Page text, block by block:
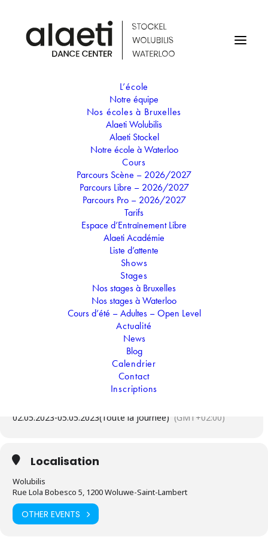
L’école
Notre équipe
Nos écoles à Bruxelles
Alaeti Wolubilis
Alaeti Stockel
Notre école à Waterloo
Cours
Parcours Scène – 2026/2027
Parcours Libre – 2026/2027
Parcours Pro – 2026/2027
Tarifs
Espace d’Entraînement Libre
Alaeti Académie
Liste d’attente
Shows
Stages
Nos stages à Bruxelles
Nos stages à Waterloo
Cours d’été – Adultes – Open Level
Actualité
News
Blog
Calendrier
Contact
Inscriptions
STAGE DE PÂQUES - LA
FANTASTIQUE FAMILLE
MADRIGAL
STAGE DE PÂQUES - LA
FANTASTIQUE FAMILLE
“La Fantastique famille Madrigal” : Comédie
musicale (danse, chant, acting) : Pars dans un
endroit mystérieux et retrouve une famille
colombienne. Elle t’emmène dans son histoire où
chaque membre, excepté Mirabel, possède des
pouvoirs magiques. Vibre, chante et danse sur les
magnifiques sons proposés par Disney.
02.05.2023-05.05.2023(Toute la journée) (GMT+02:00)
Localisation
Wolubilis
Rue Lola Bobesco 5, 1200 Woluwe-Saint-Lambert
OTHER EVENTS